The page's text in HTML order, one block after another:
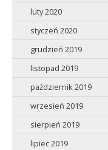
luty 2020
styczeń 2020
grudzień 2019
listopad 2019
październik 2019
wrzesień 2019
sierpień 2019
lipiec 2019